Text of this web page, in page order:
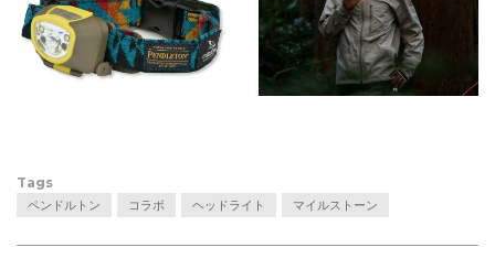
Tags
ペンドルトン コラボ ヘッドライト マイルストーン